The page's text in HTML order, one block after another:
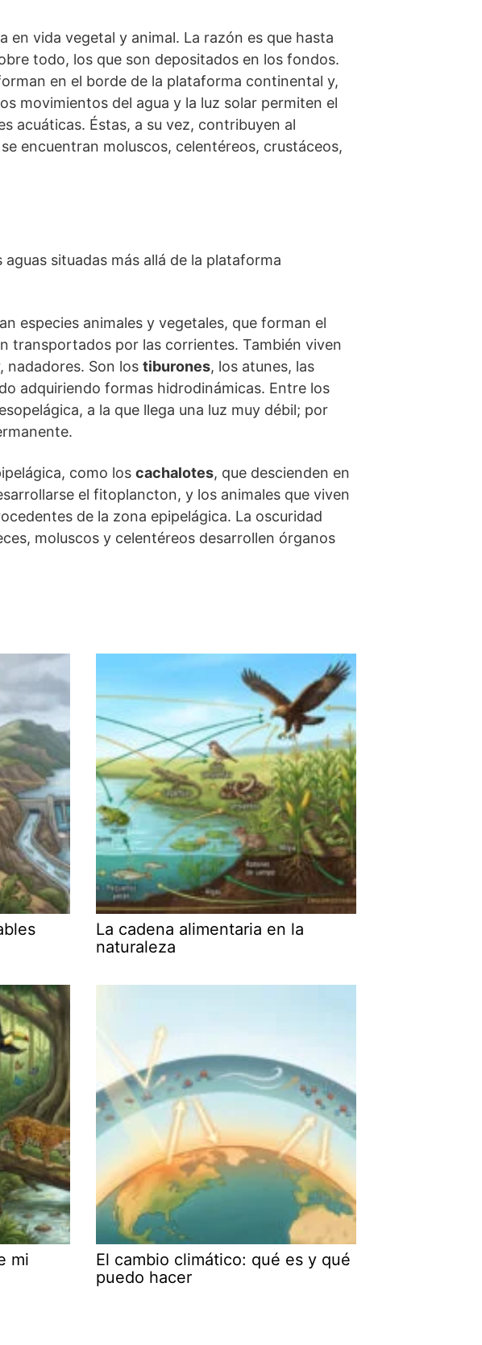
en vida vegetal y animal. La razón es que hasta
todo, los que son depositados en los fondos.
en el borde de la plataforma continental y,
movimientos del agua y la luz solar permiten el
acuáticas. Éstas, a su vez, contribuyen al
encuentran moluscos, celentéreos, crustáceos,
situadas más allá de la plataforma
especies animales y vegetales, que forman el
transportados por las corrientes. También viven
nadadores. Son los tiburones, los atunes, las
adquiriendo formas hidrodinámicas. Entre los
a la que llega una luz muy débil; por
como los cachalotes, que descienden en
el fitoplancton, y los animales que viven
de la zona epipelágica. La oscuridad
moluscos y celentéreos desarrollen órganos
La cadena alimentaria en la
naturaleza
mi
El cambio climático: qué es y qué
puedo hacer